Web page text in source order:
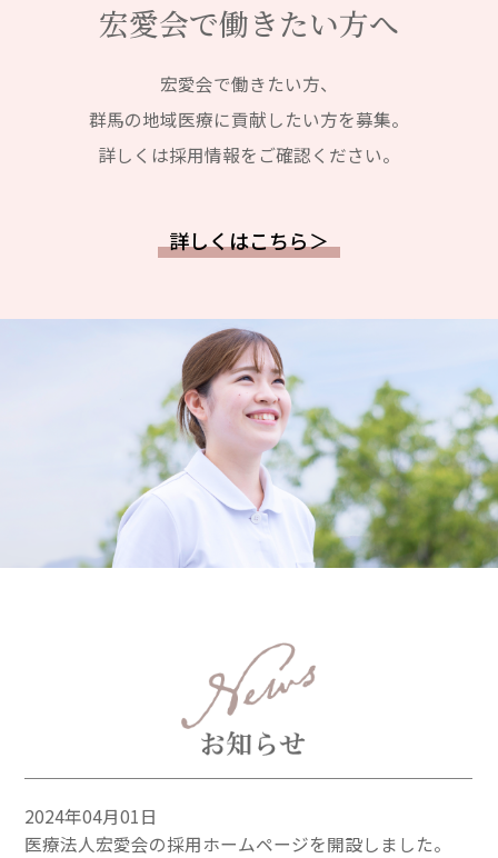
宏愛会で働きたい方へ
宏愛会で働きたい方、
群馬の地域医療に貢献したい方を募集。
詳しくは採用情報をご確認ください。
詳しくはこちら＞
2024年04月01日
医療法人宏愛会の採用ホームページを開設しました。